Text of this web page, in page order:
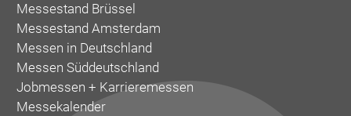
Messestand Brüssel
Messestand Amsterdam
Messen in Deutschland
Messen Süddeutschland
Jobmessen + Karrieremessen
Messekalender